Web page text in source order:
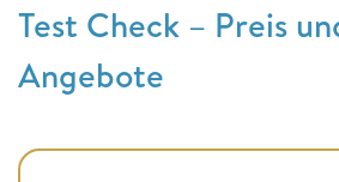
Test Check – Preis
Angebote